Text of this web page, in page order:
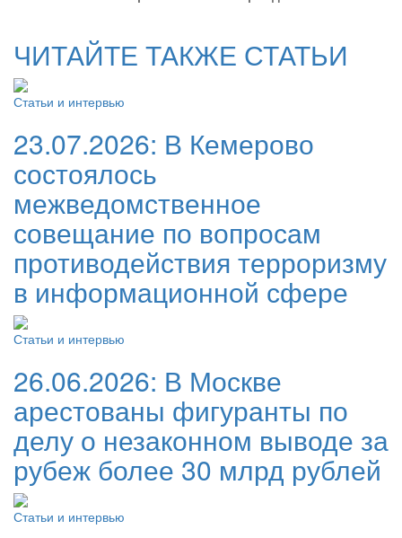
ЧИТАЙТЕ ТАКЖЕ СТАТЬИ
Статьи и интервью
23.07.2026: В Кемерово
состоялось
межведомственное
совещание по вопросам
противодействия терроризму
в информационной сфере
Статьи и интервью
26.06.2026: В Москве
арестованы фигуранты по
делу о незаконном выводе за
рубеж более 30 млрд рублей
Статьи и интервью